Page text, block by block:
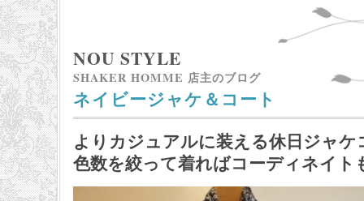
NOU STYLE
SHAKER HOMME 店主のブログ
ネイビージャケ＆コート
よりカジュアルに装える休日ジャ
色数を絞って着ればコーディネイト